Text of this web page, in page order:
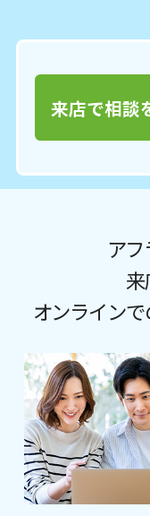
来店で相談
ア
来
オンライン